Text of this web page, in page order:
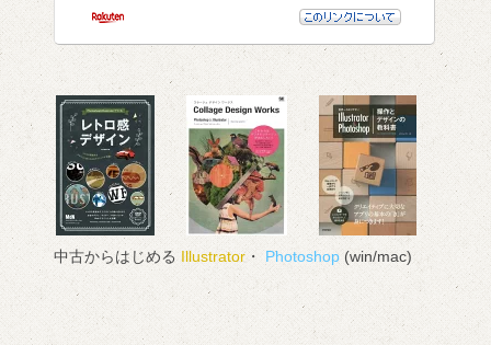
中古からはじめる Illustrator ・ Photoshop (win/mac)